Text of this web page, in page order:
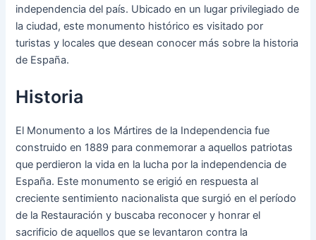
independencia del país. Ubicado en un lugar privilegiado de
la ciudad, este monumento histórico es visitado por
turistas y locales que desean conocer más sobre la historia
de España.
Historia
El Monumento a los Mártires de la Independencia fue
construido en 1889 para conmemorar a aquellos patriotas
que perdieron la vida en la lucha por la independencia de
España. Este monumento se erigió en respuesta al
creciente sentimiento nacionalista que surgió en el período
de la Restauración y buscaba reconocer y honrar el
sacrificio de aquellos que se levantaron contra la